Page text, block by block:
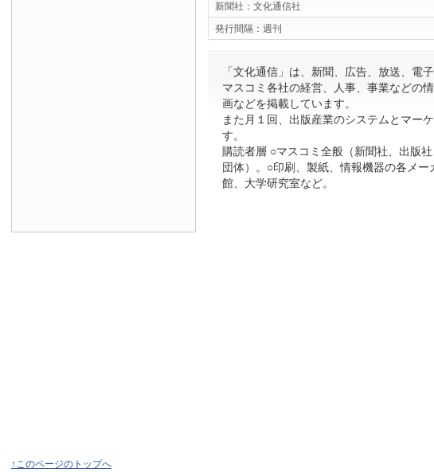
新聞社： 文化通信社
発行間隔： 週刊
「文化通信」は、新聞、広告、放送、電
マスコミ各社の経営、人事、事業などの
画などを掲載しています。
また月１回、出版産業のシステムとマー
す。
購読者層 ○マスコミ全般（新聞社、出版
団体）。○印刷、製紙、情報機器の各メ
館、大学研究室など。
↑このページのトップへ